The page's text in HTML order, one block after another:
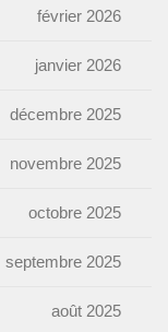
février 2026
janvier 2026
décembre 2025
novembre 2025
octobre 2025
septembre 2025
août 2025